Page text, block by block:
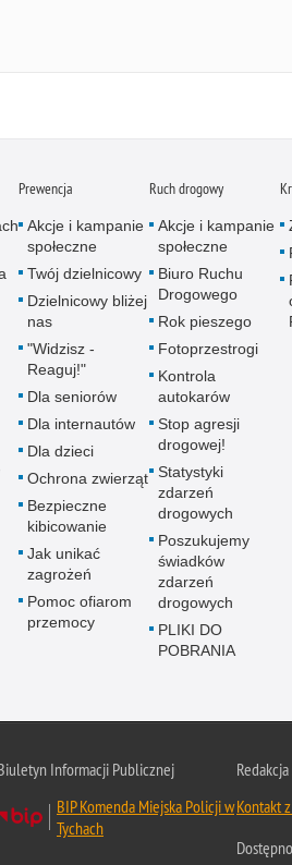
Prewencja
Akcje i kampanie
społeczne
Twój dzielnicowy
Dzielnicowy bliżej
nas
"Widzisz -
Reaguj!"
Dla seniorów
Dla internautów
Dla dzieci
Ochrona zwierząt
Bezpieczne
kibicowanie
Jak unikać
zagrożeń
Pomoc ofiarom
przemocy
Ruch drogowy
Akcje i kampanie
społeczne
Biuro Ruchu
Drogowego
Rok pieszego
Fotoprzestrogi
Kontrola
autokarów
Stop agresji
drogowej!
Statystyki
zdarzeń
drogowych
Poszukujemy
świadków
zdarzeń
drogowych
PLIKI DO
POBRANIA
Informacji Publicznej
BIP Komenda Miejska Policji w
Tychach
Kontakt